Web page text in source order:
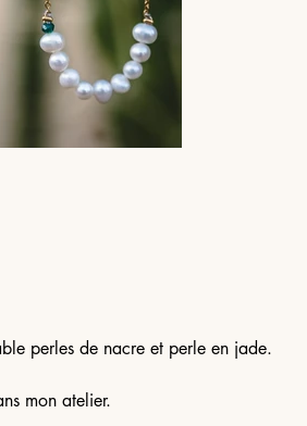
perles de nacre et perle en jade.
mon atelier.